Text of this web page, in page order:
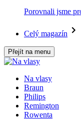
Porovnali jsme
Celý magazín
Přejít na menu
Na vlasy
Braun
Philips
Remington
Rowenta